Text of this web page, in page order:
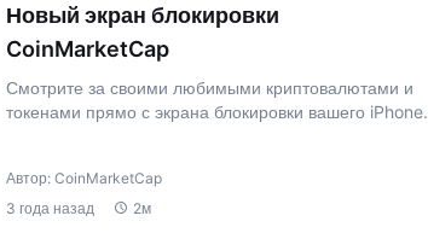
Новый экран блокировки
CoinMarketCap
Смотрите за своими любимыми криптовалютами и
токенами прямо с экрана блокировки вашего iPhone.
Автор: CoinMarketCap
3 года назад
2м